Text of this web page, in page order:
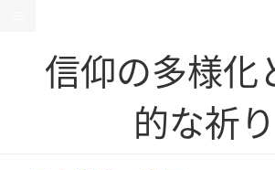
信仰の多様化
的な祈り